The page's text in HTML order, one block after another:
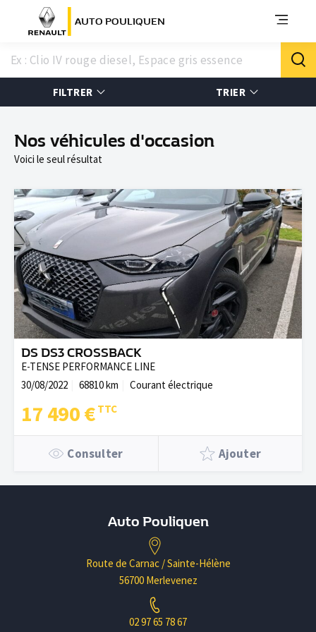
AUTO POULIQUEN
FILTRER TRIER
Nos véhicules d'occasion
Voici le seul résultat
DS DS3 CROSSBACK
E-TENSE PERFORMANCE LINE
30/08/2022
68810 km Courant électrique
17 490 €
Consulter Ajouter
Auto Pouliquen
Route de Carnac / Sainte-Hélène
56700 Merlevenez
02 97 65 78 67